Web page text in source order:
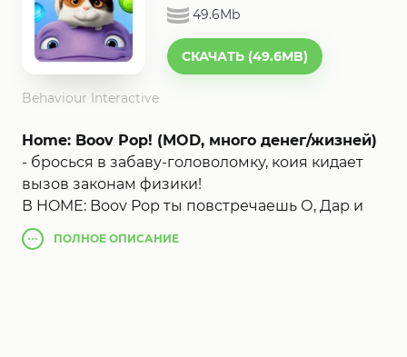
49.6Mb
СКАЧАТЬ (49.6MB)
Behaviour Interactive
Home: Boov Pop! (MOD, много денег/жизней)
- бросься в забаву-головоломку, коия кидает
вызов законам физики!
В HOME: Boov Pop ты повстречаешь О, Дар и
всех собственных обожаемых персонажей из
анимационного бестселлера "Терем" студии
ПОЛНОЕ ОПИСАНИЕ